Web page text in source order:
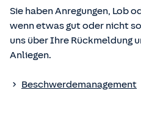
§ 48b
Verordnung über die
Die berufsrechtlichen
Sie haben Anregungen, Lob
wenn etwas gut oder nicht
uns über Ihre Rückmeldung
Anliegen.
Beschwerdemanagement